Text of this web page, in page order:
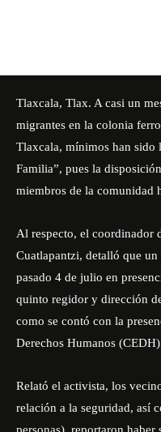
Tlaxcala, Tlax. A casi un
migrantes en la colonia
Tlaxcala, mínimos han sido
Familia”, pues la
miembros de la comunidad
Al respecto, el coordinador
Cuatlapantzi, detalló que
pasado 4 de julio en
quinto regidor y dirección
como se contó con la
Derechos Humanos
Relató el activista, los
relación a la seguridad, así